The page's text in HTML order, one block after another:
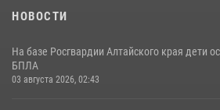
НОВОСТИ
На базе Росгвардии Алтайского края дети
БПЛА
03 августа 2026, 02:43